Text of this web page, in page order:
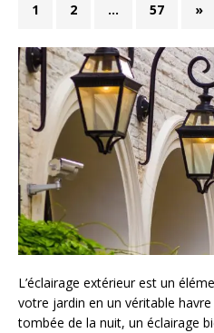
1 2 … 57 »
L’éclairage extérieur est un
votre jardin en un véritable
tombée de la nuit, un éclairage